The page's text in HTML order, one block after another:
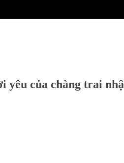
yêu của chàng trai